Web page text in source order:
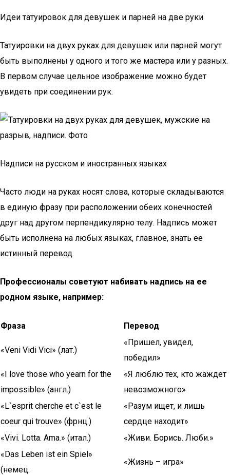
Идеи татуировок для девушек и парней на две руки
Татуировки на двух руках для девушек или парней могут
быть выполнены у одного и того же мастера или у разных.
В первом случае цельное изображение можно будет
увидеть при соединении рук.
Надписи на русском и иностранных языках
Часто люди на руках носят слова, которые складываются
в единую фразу при расположении обеих конечностей
друг над другом перпендикулярно телу. Надпись может
быть исполнена на любых языках, главное, знать ее
истинный перевод.
Профессионалы советуют набивать надпись на ее
родном языке, например:
Фраза Перевод
«Veni Vidi Vici» (лат.)
«Пришел, увидел,
победил»
«I love those who yearn for the
impossible» (англ.)
«Я люблю тех, кто жаждет
невозможного»
«L`esprit cherche et c`est le
coeur qui trouve» (фрнц.)
«Разум ищет, и лишь
сердце находит»
«Vivi. Lotta. Ama.» (итал.)
«Живи. Борись. Люби.»
«Das Leben ist ein Spiel»
(немец.
«Жизнь – игра»